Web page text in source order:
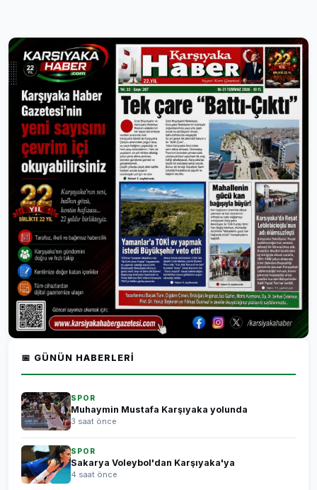
📅 GÜNÜN HABERLERI
SPOR
Muhaymin Mustafa Karşıyaka yolunda
3 saat önce
SPOR
Sakarya Voleybol'dan Karşıyaka'ya
4 saat önce